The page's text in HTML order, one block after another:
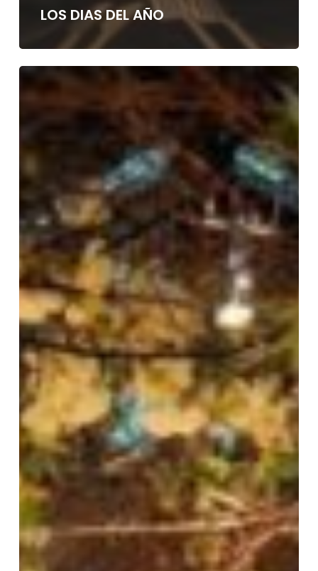
LOS DIAS DEL AÑO
CÓMO
CELEBRACIONES